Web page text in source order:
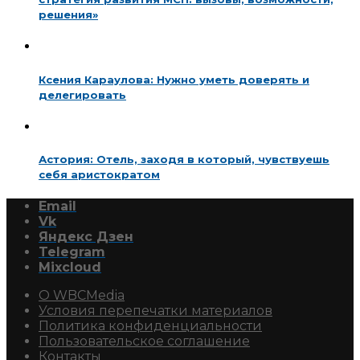
решения»
Ксения Караулова: Нужно уметь доверять и
делегировать
Астория: Отель, заходя в который, чувствуешь
себя аристократом
Email
Vk
Яндекс Дзен
Telegram
Mixcloud
О WBCMedia
Условия перепечатки материалов
Политика конфиденциальности
Пользовательское соглашение
Контакты